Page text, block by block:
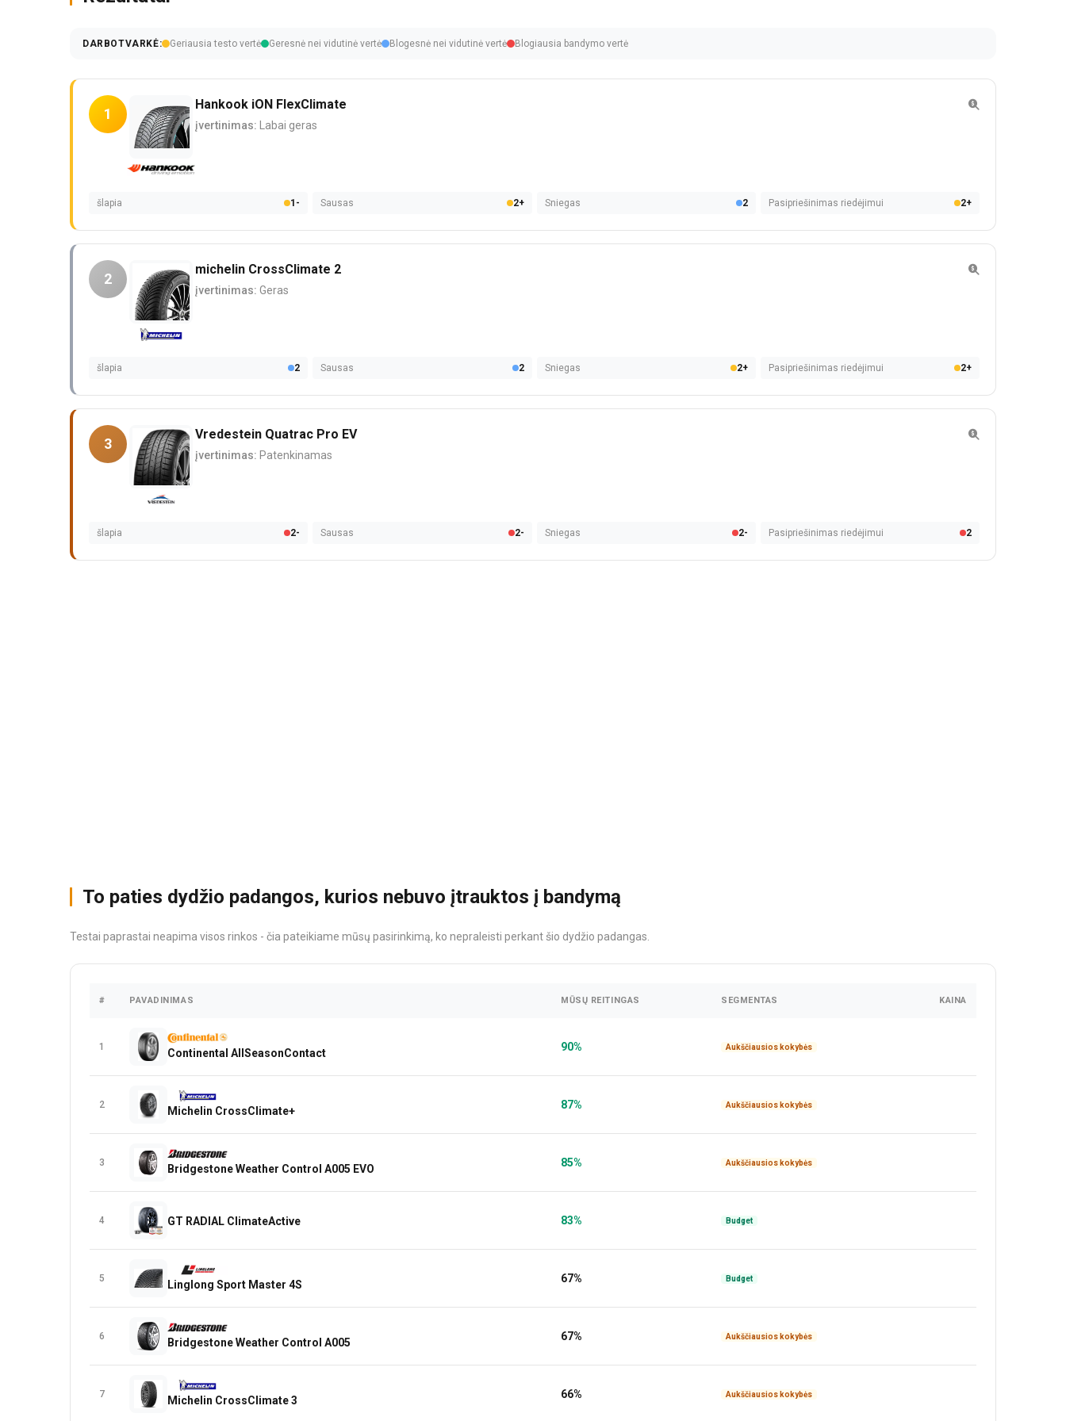
DARBOTVARKĖ: Geriausia testo vertė Geresnė nei vidutinė vertė Blogesnė nei vidutinė vertė Blogiausia bandymo vertė
1
Hankook iON FlexClimate
įvertinimas: Labai geras
šlapia 1- Sausas 2+ Sniegas 2 Pasipriešinimas riedėjimui 2+
2
michelin CrossClimate 2
įvertinimas: Geras
šlapia 2 Sausas 2 Sniegas 2+ Pasipriešinimas riedėjimui 2+
3
Vredestein Quatrac Pro EV
įvertinimas: Patenkinamas
šlapia 2- Sausas 2- Sniegas 2- Pasipriešinimas riedėjimui 2
To paties dydžio padangos, kurios nebuvo įtrauktos į bandymą
Testai paprastai neapima visos rinkos - čia pateikiame mūsų pasirinkimą, ko nepraleisti perkant šio dydžio padangas.
# PAVADINIMAS MŪSŲ REITINGAS SEGMENTAS KAINA
1 Continental AllSeasonContact 90% Aukščiausios kokybės
2 Michelin CrossClimate+ 87% Aukščiausios kokybės
3 Bridgestone Weather Control A005 EVO 85% Aukščiausios kokybės
4 GT RADIAL ClimateActive 83% Budget
5 Linglong Sport Master 4S 67% Budget
6 Bridgestone Weather Control A005 67% Aukščiausios kokybės
7 Michelin CrossClimate 3 66% Aukščiausios kokybės